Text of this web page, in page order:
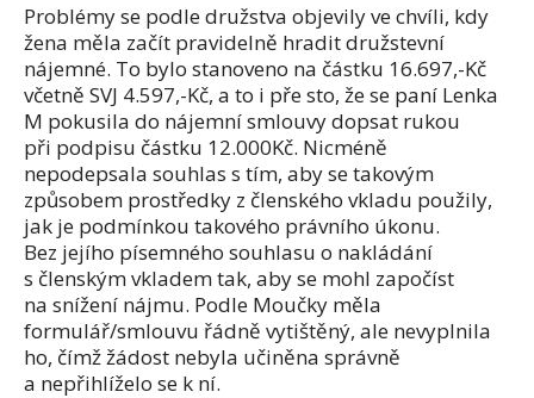
Problémy se podle družstva objevily ve chvíli, kdy
žena měla začít pravidelně hradit družstevní
nájemné. To bylo stanoveno na částku 16.697,-Kč
včetně SVJ 4.597,-Kč, a to i pře sto, že se paní Lenka
M pokusila do nájemní smlouvy dopsat rukou
při podpisu částku 12.000Kč. Nicméně
nepodepsala souhlas s tím, aby se takovým
způsobem prostředky z členského vkladu použily,
jak je podmínkou takového právního úkonu.
Bez jejího písemného souhlasu o nakládání
s členským vkladem tak, aby se mohl započíst
na snížení nájmu. Podle Moučky měla
formulář/smlouvu řádně vytištěný, ale nevyplnila
ho, čímž žádost nebyla učiněna správně
a nepřihlíželo se k ní.